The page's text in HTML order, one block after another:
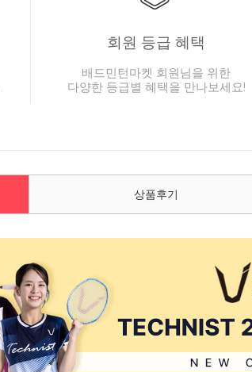
회원 등급 혜택
배드민턴마켓 회원님을 위한
다양한 등급별 혜택을 만나보세요!
상품후기